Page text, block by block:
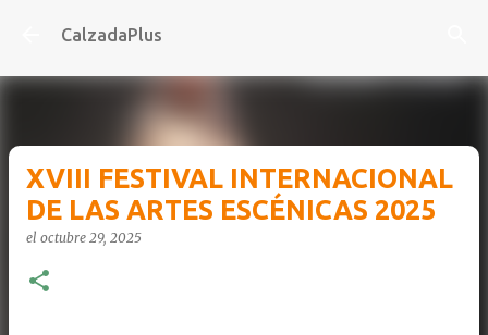
Ir al contenido principal
CalzadaPlus
XVIII FESTIVAL INTERNACIONAL
DE LAS ARTES ESCÉNICAS 2025
el octubre 29, 2025